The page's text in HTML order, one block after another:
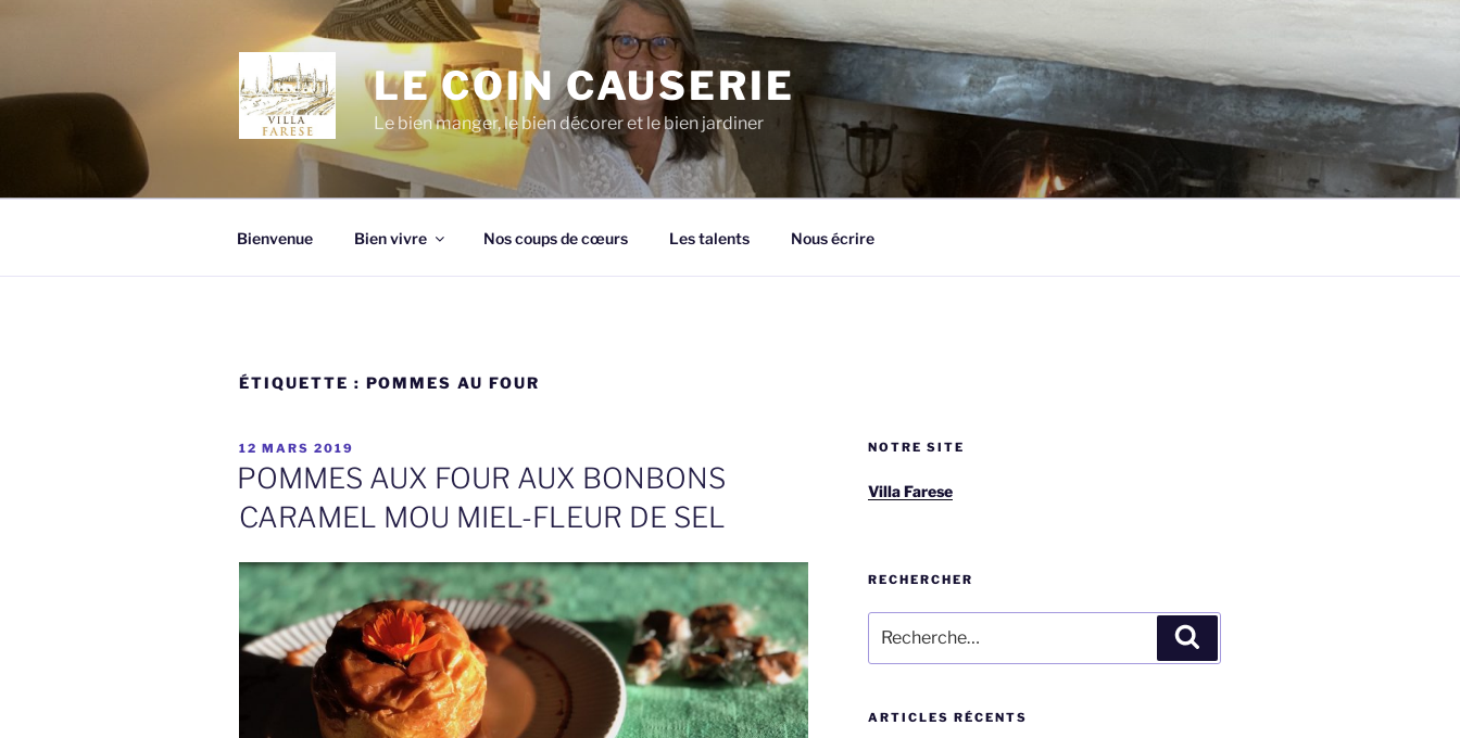
principal
LE COIN CAUSERIE
Le bien manger, le bien décorer et le bien jardiner
Bienvenue Bien vivre Nos coups de cœurs Les talents Nous écrire
ÉTIQUETTE : POMMES AU FOUR
PUBLIÉ
LE
12 MARS 2019
POMMES AUX FOUR AUX BONBONS
CARAMEL MOU MIEL-FLEUR DE SEL
NOTRE SITE
Villa Farese
RECHERCHER
pour
:
ARTICLES RÉCENTS